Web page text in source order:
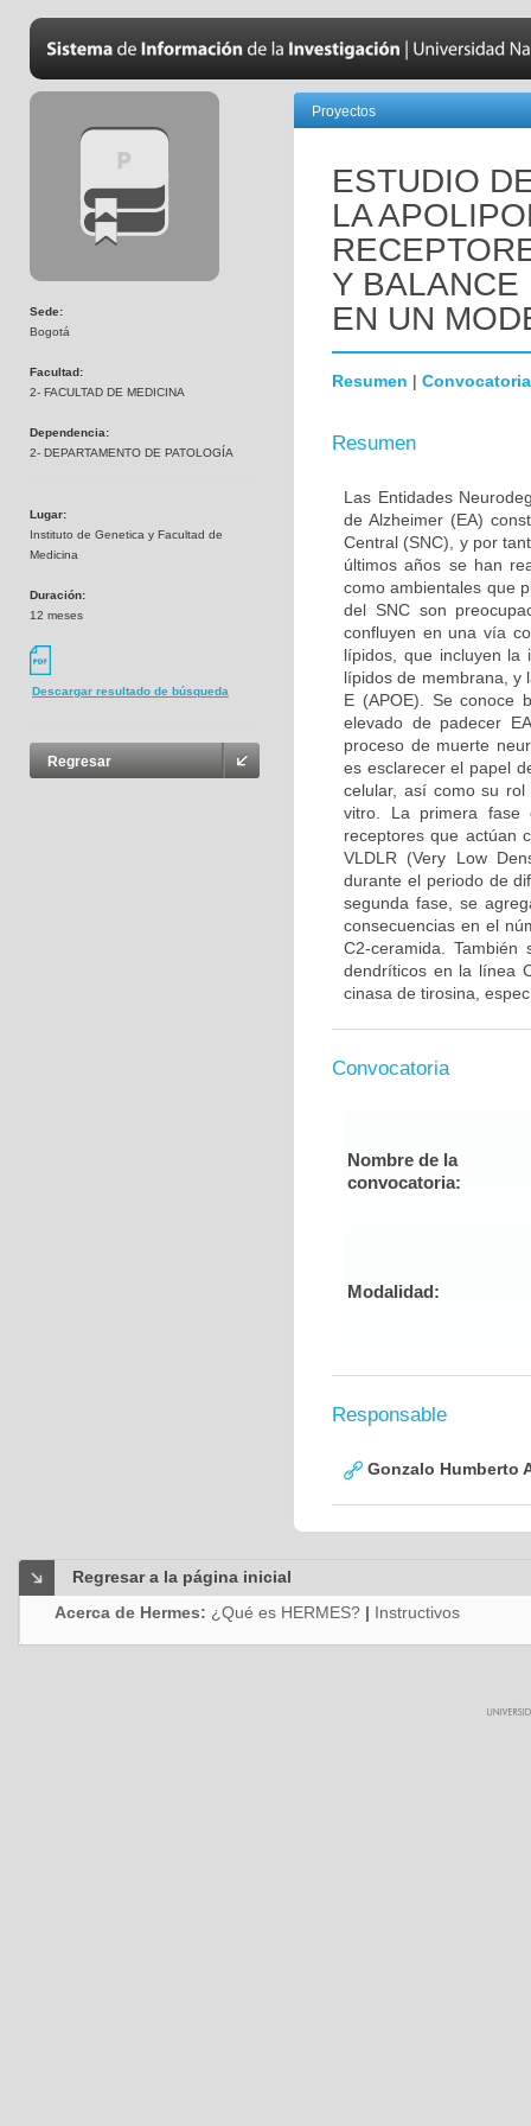
Sede:
Bogotá
Facultad:
2- FACULTAD DE MEDICINA
Dependencia:
2- DEPARTAMENTO DE PATOLOGÍA
Lugar:
Instituto de Genetica y Facultad de
Medicina
Duración:
12 meses
Descargar resultado de búsqueda
Regresar
Proyectos
ESTUDIO
LA
Y BALANCE
EN UN
Resumen | Convocatoria
Resumen
Las Entidades
de Alzheimer (EA)
Central (SNC), y por
últimos años se han
como ambientales que
del SNC son
confluyen en una vía
lípidos, que incluyen la
lípidos de membrana, y
E (APOE). Se conoce
elevado de padecer
proceso de muerte
es esclarecer el papel
celular, así como su
vitro. La primera fase
receptores que actúan
VLDLR (Very Low
durante el periodo de
segunda fase, se
consecuencias en el
C2-ceramida.
dendríticos en la línea
cinasa de tirosina,
Convocatoria
Nombre de la
convocatoria:
Modalidad:
Responsable
Gonzalo Humberto
Regresar a la página inicial
Acerca de Hermes: ¿Qué es HERMES? | Instructivos